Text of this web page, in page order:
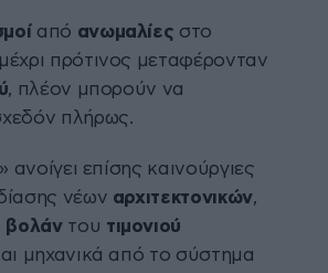
από ανωμαλίες στο
πρότινος μεταφέρονταν
, πλέον μπορούν να
πλήρως.
» ανοίγει επίσης καινούργιες
νέων αρχιτεκτονικών,
βολάντου τιμονιού
μηχανικά από το σύστημα